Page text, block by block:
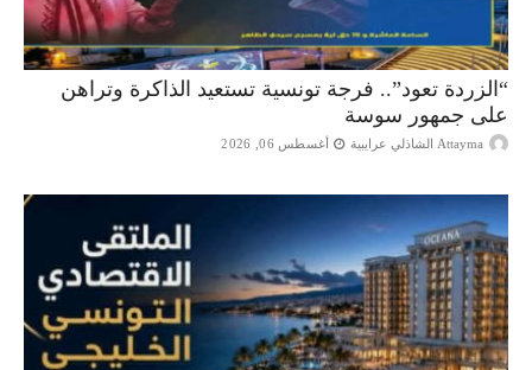
“الزردة تعود”.. فرجة تونسية تستعيد الذاكرة وتراهن
على جمهور سوسة
Attayma الشاذلي عرايبية أغسطس 06, 2026